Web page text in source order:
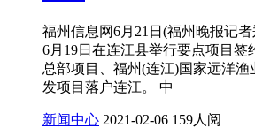
福州信息网6月21日(福州晚报记
6月19日在连江县举行要点项目签
总部项目、福州(连江)国家远洋
发项目落户连江。 中
新闻中心 2021-02-06 159人阅